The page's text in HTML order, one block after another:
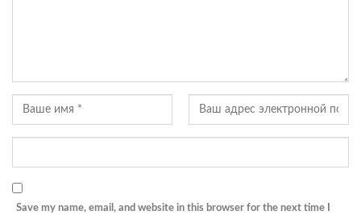
Save my name, email, and website in this browser for the next time I